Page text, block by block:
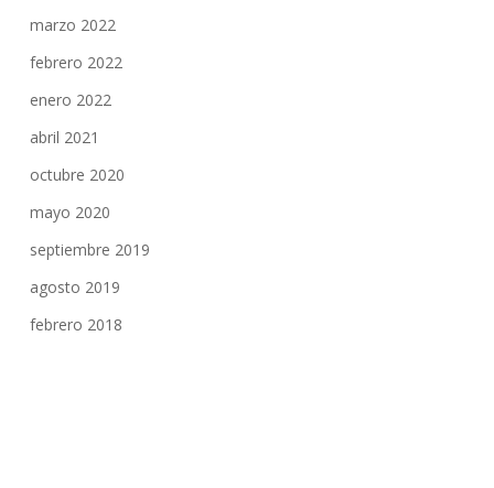
marzo 2022
febrero 2022
enero 2022
abril 2021
octubre 2020
mayo 2020
septiembre 2019
agosto 2019
febrero 2018